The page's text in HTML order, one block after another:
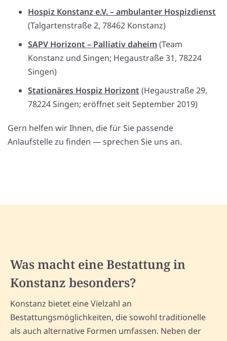
Hospiz Konstanz e.V. – ambulanter Hospizdienst
(Talgartenstraße 2, 78462 Konstanz)
SAPV Horizont – Palliativ daheim(Team
Konstanz und Singen; Hegaustraße 31, 78224
Singen)
Stationäres Hospiz Horizont (Hegaustraße 29,
78224 Singen; eröffnet seit September 2019)
Gern helfen wir Ihnen, die für Sie passende
Anlaufstelle zu finden — sprechen Sie uns an.
Was macht eine Bestattung in
Konstanz besonders?
Konstanz bietet eine Vielzahl an
Bestattungsmöglichkeiten, die sowohl traditionelle
als auch alternative Formen umfassen. Neben der